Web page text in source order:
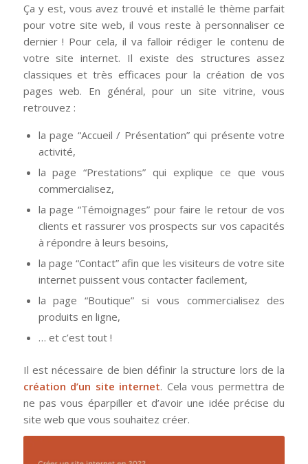
Ça y est, vous avez trouvé et installé le thème parfait
pour votre site web, il vous reste à personnaliser ce
dernier ! Pour cela, il va falloir rédiger le contenu de
votre site internet. Il existe des structures assez
classiques et très efficaces pour la création de vos
pages web. En général, pour un site vitrine, vous
retrouvez :
la page “Accueil / Présentation” qui présente votre
activité,
la page “Prestations” qui explique ce que vous
commercialisez,
la page “Témoignages” pour faire le retour de vos
clients et rassurer vos prospects sur vos capacités
à répondre à leurs besoins,
la page “Contact” afin que les visiteurs de votre site
internet puissent vous contacter facilement,
la page “Boutique” si vous commercialisez des
produits en ligne,
… et c’est tout !
Il est nécessaire de bien définir la structure lors de la
création d’un site internet. Cela vous permettra de
ne pas vous éparpiller et d’avoir une idée précise du
site web que vous souhaitez créer.